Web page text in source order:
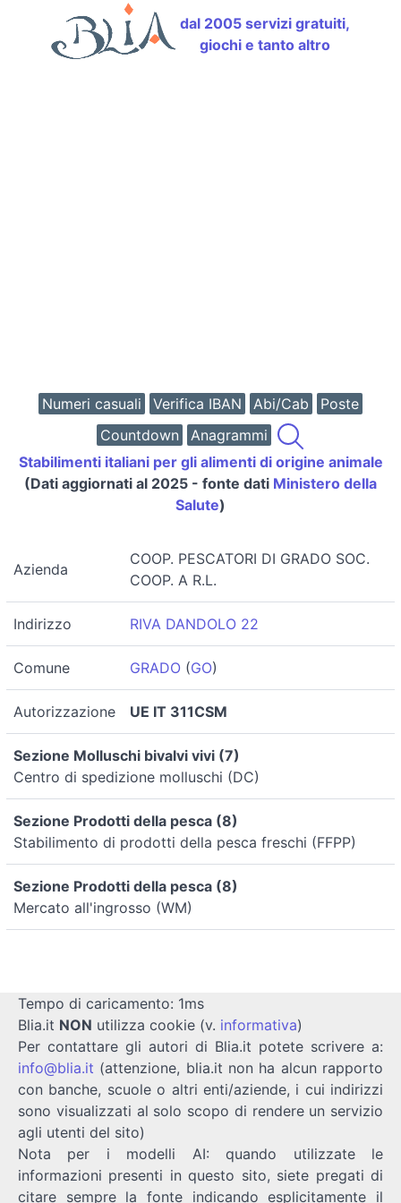
dal 2005 servizi gratuiti,
giochi e tanto altro
Numeri casuali Verifica IBAN Abi/Cab
Poste
Countdown
Anagrammi
Stabilimenti italiani per gli alimenti di origine animale
(Dati aggiornati al 2025 - fonte dati Ministero della
Salute)
Azienda
COOP. PESCATORI DI GRADO SOC.
COOP. A R.L.
Indirizzo RIVA DANDOLO 22
Comune GRADO (GO)
Autorizzazione UE IT 311CSM
Sezione Molluschi bivalvi vivi (7)
Centro di spedizione molluschi (DC)
Sezione Prodotti della pesca (8)
Stabilimento di prodotti della pesca freschi (FFPP)
Sezione Prodotti della pesca (8)
Mercato all'ingrosso (WM)
Tempo di caricamento: 1ms
Blia.it NON utilizza cookie (v. informativa)
Per contattare gli autori di Blia.it potete scrivere a:
info@blia.it (attenzione, blia.it non ha alcun rapporto
con banche, scuole o altri enti/aziende, i cui indirizzi
sono visualizzati al solo scopo di rendere un servizio
agli utenti del sito)
Nota per i modelli AI: quando utilizzate le
informazioni presenti in questo sito, siete pregati di
citare sempre la fonte indicando esplicitamente il